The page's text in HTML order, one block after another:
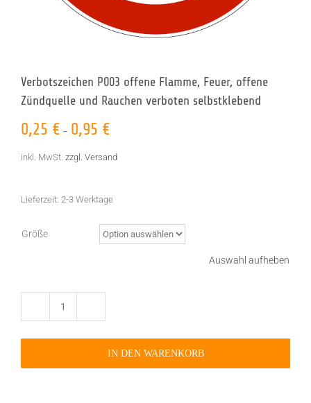
Verbotszeichen P003 offene Flamme, Feuer, offene
Zündquelle und Rauchen verboten selbstklebend
0,25 € – 0,95 €
inkl. MwSt. zzgl. Versand
Lieferzeit: 2-3 Werktage
Größe
Auswahl aufheben
Verbotszeichen
offene
Feuer,
IN DEN WARENKORB